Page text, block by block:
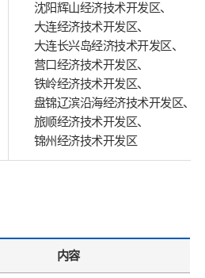
沈阳辉山经济技术开发区、
大连经济技术开发区、
大连长兴岛经济技术开发区、
营口经济技术开发区、
铁岭经济技术开发区、
盘锦辽滨沿海经济技术开发区、
旅顺经济技术开发区、
锦州经济技术开发区
内容